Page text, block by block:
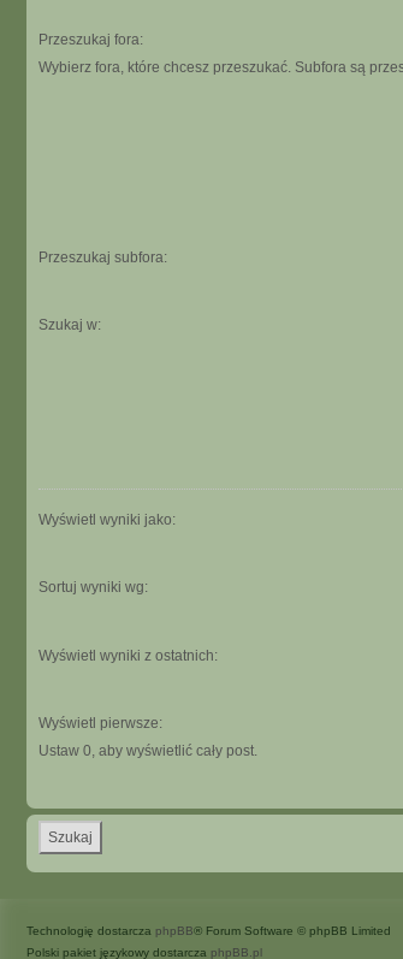
Przeszukaj fora:
Wybierz fora, które chcesz przeszukać. Subfora są
Przeszukaj subfora:
Szukaj w:
Wyświetl wyniki jako:
Sortuj wyniki wg:
Wyświetl wyniki z ostatnich:
Wyświetl pierwsze:
Ustaw 0, aby wyświetlić cały post.
Technologię dostarcza phpBB® Forum Software © phpBB Limited
Polski pakiet językowy dostarcza phpBB.pl